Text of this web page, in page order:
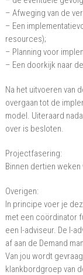
– Afweging van de
– Een
resources);
– Planning voor
– Een doorkijk naar
Na het uitvoeren van
overgaan tot de
model. Uiteraard
over is besloten.
Projectfasering:
Binnen dertien
Overigen:
In principe voer je
met een coördinator
een I-adviseur. De I-
af aan de Demand
Van jou wordt
klankbordgroep van